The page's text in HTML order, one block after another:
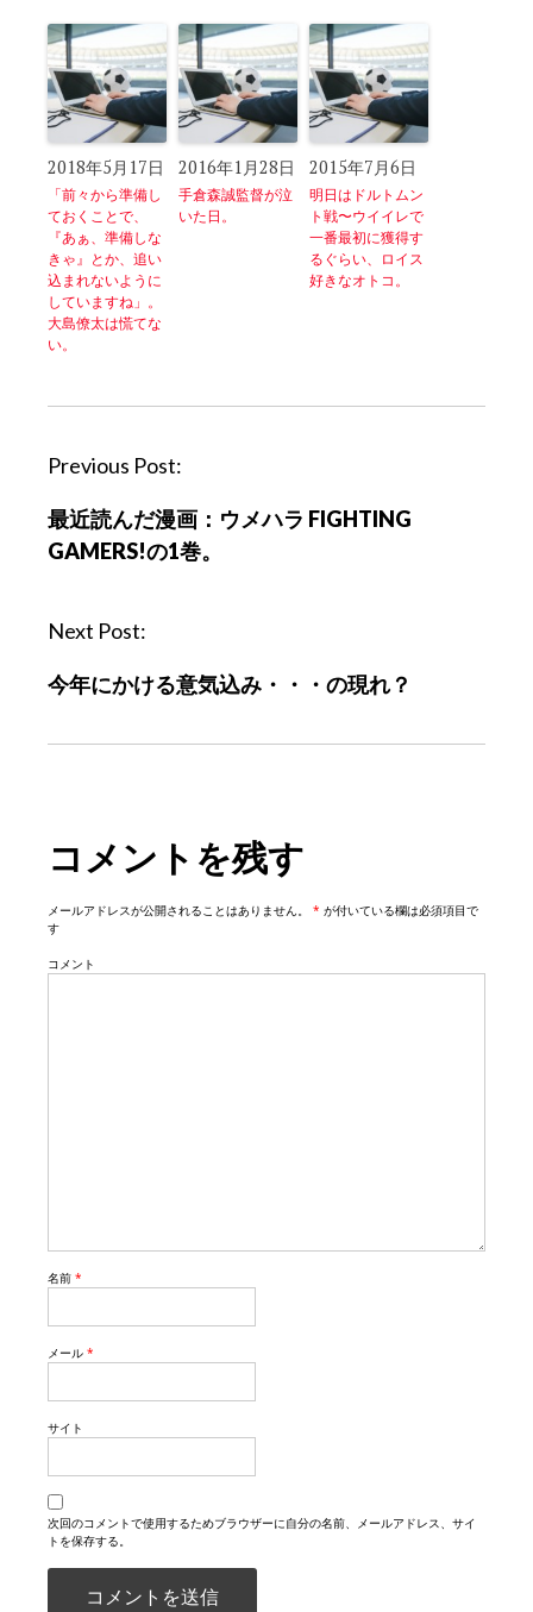
2018年5月17日
「前々から準備し
ておくことで、
『あぁ、準備しな
きゃ』とか、追い
込まれないように
していますね」。
大島僚太は慌てな
い。
2016年1月28日
手倉森誠監督が泣
いた日。
2015年7月6日
明日はドルトムン
ト戦〜ウイイレで
一番最初に獲得す
るぐらい、ロイス
好きなオトコ。
P
s
t
a
i
o
Previous Post:
最近読んだ漫画：ウメハラ FIGHTING
GAMERS!の1巻。
Next Post:
今年にかける意気込み・・・の現れ？
コメントを残す
メールアドレスが公開されることはありません。 * が付いている欄は必須項目で
す
コメント
名前 *
メール *
サイト
次回のコメントで使用するためブラウザーに自分の名前、メールアドレス、サイ
トを保存する。